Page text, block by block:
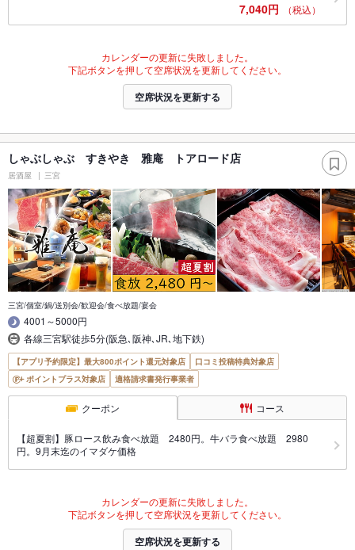
7,040円 （税込）
カレンダーの更新に失敗しました。
下記ボタンを押して空席状況を更新してください。
空席状況を更新する
しゃぶしゃぶ すきやき 雅庵 トアロード店
居酒屋 三宮
三宮/個室/鍋/送別会/歓迎会/食べ放題/宴会
4001～5000円
各線三宮駅徒歩5分(阪急､阪神､JR､地下鉄)
【アプリ予約限定】最大800ポイント還元対象店
口コミ投稿特典対象店
ポイントプラス対象店
適格請求書発行事業者
クーポン コース
【超夏割】豚ロース飲み食べ放題 2480円。牛バラ食べ放題 2980
円。9月末迄のイマダケ価格
カレンダーの更新に失敗しました。
下記ボタンを押して空席状況を更新してください。
空席状況を更新する